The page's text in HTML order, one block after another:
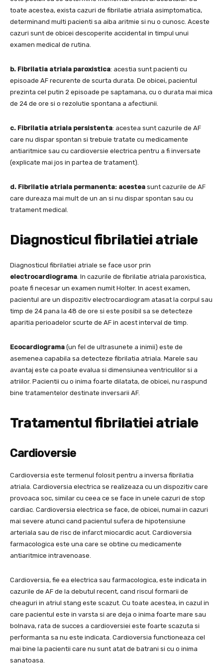
toate acestea, exista cazuri de fibrilatie atriala asimptomatica,
determinand multi pacienti sa aiba aritmie si nu o cunosc. Aceste
cazuri sunt de obicei descoperite accidental in timpul unui
examen medical de rutina.
b. Fibrilatia atriala paroxistica: acestia sunt pacienti cu
episoade AF recurente de scurta durata. De obicei, pacientul
prezinta cel putin 2 episoade pe saptamana, cu o durata mai mica
de 24 de ore si o rezolutie spontana a afectiunii.
c. Fibrilatia atriala persistenta: acestea sunt cazurile de AF
care nu dispar spontan si trebuie tratate cu medicamente
antiaritmice sau cu cardioversie electrica pentru a fi inversate
(explicate mai jos in partea de tratament).
d. Fibrilatie atriala permanenta: acestea sunt cazurile de AF
care dureaza mai mult de un an si nu dispar spontan sau cu
tratament medical.
Diagnosticul fibrilatiei atriale
Diagnosticul fibrilatiei atriale se face usor prin
electrocardiograma . In cazurile de fibrilatie atriala paroxistica,
poate fi necesar un examen numit Holter. In acest examen,
pacientul are un dispozitiv electrocardiogram atasat la corpul sau
timp de 24 pana la 48 de ore si este posibil sa se detecteze
aparitia perioadelor scurte de AF in acest interval de timp.
Ecocardiograma (un fel de ultrasunete a inimii) este de
asemenea capabila sa detecteze fibrilatia atriala. Marele sau
avantaj este ca poate evalua si dimensiunea ventriculilor si a
atriilor. Pacientii cu o inima foarte dilatata, de obicei, nu raspund
bine tratamentelor destinate inversarii AF.
Tratamentul fibrilatiei atriale
Cardioversie
Cardioversia este termenul folosit pentru a inversa fibrilatia
atriala. Cardioversia electrica se realizeaza cu un dispozitiv care
provoaca soc, similar cu ceea ce se face in unele cazuri de stop
cardiac. Cardioversia electrica se face, de obicei, numai in cazuri
mai severe atunci cand pacientul sufera de hipotensiune
arteriala sau de risc de infarct miocardic acut. Cardioversia
farmacologica este una care se obtine cu medicamente
antiaritmice intravenoase.
Cardioversia, fie ea electrica sau farmacologica, este indicata in
cazurile de AF de la debutul recent, cand riscul formarii de
cheaguri in atriul stang este scazut. Cu toate acestea, in cazul in
care pacientul este in varsta si are deja o inima foarte mare sau
bolnava, rata de succes a cardioversiei este foarte scazuta si
performanta sa nu este indicata. Cardioversia functioneaza cel
mai bine la pacientii care nu sunt atat de batrani si cu o inima
sanatoasa.